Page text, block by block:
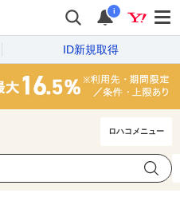
i
ID新規取得
ロハコメニュー